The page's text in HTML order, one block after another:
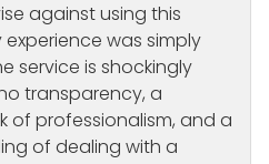
against using this
was simply
service is shockingly
transparency, a
of professionalism, and a
of dealing with a